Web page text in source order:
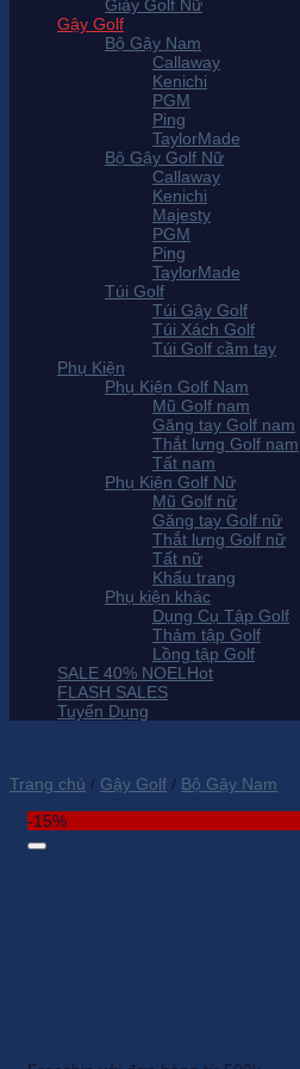
Giày Golf Nữ
Gậy Golf
Bộ Gậy Nam
Callaway
Kenichi
PGM
Ping
TaylorMade
Bộ Gậy Golf Nữ
Callaway
Kenichi
Majesty
PGM
Ping
TaylorMade
Túi Golf
Túi Gậy Golf
Túi Xách Golf
Túi Golf cầm tay
Phụ Kiện
Phụ Kiện Golf Nam
Mũ Golf nam
Găng tay Golf nam
Thắt lưng Golf nam
Tất nam
Phụ Kiện Golf Nữ
Mũ Golf nữ
Găng tay Golf nữ
Thắt lưng Golf nữ
Tất nữ
Khẩu trang
Phụ kiện khác
Dụng Cụ Tập Golf
Thảm tập Golf
Lồng tập Golf
SALE 40% NOEL
FLASH SALES
Tuyển Dụng
Trang chủ / Gậy Golf / Bộ Gậy Nam
-15%